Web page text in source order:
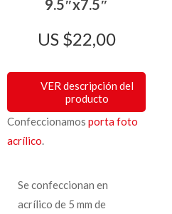
9.5″x7.5″
$22,00
VER descripción del
producto
Confeccionamos porta foto
acrílico.
Se confeccionan en
acrílico de 5 mm de